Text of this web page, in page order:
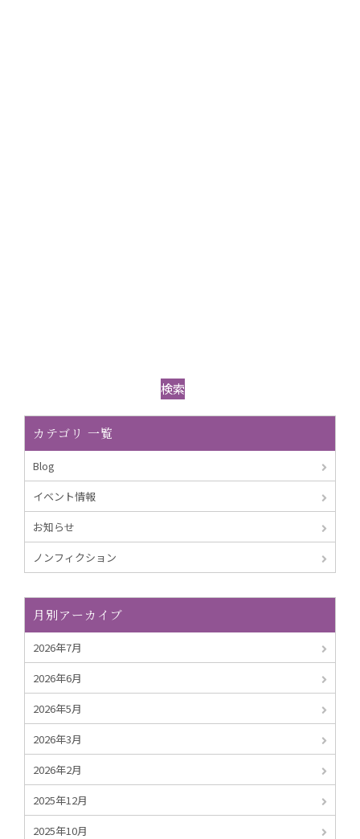
検索
カテゴリ 一覧
Blog
イベント情報
お知らせ
ノンフィクション
月別アーカイブ
2026年7月
2026年6月
2026年5月
2026年3月
2026年2月
2025年12月
2025年10月